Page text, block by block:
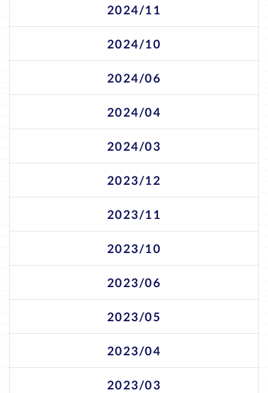
2024/11
2024/10
2024/06
2024/04
2024/03
2023/12
2023/11
2023/10
2023/06
2023/05
2023/04
2023/03